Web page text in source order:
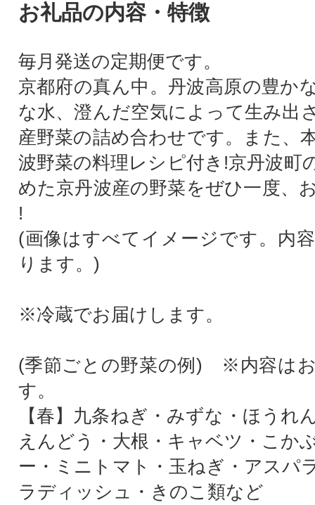
お礼品の内容・特徴
毎月発送の定期便です。
京都府の真ん中。丹波高原の豊か
な水、澄んだ空気によって生み出
産野菜の詰め合わせです。また、
波野菜の料理レシピ付き!京丹波町
めた京丹波産の野菜をぜひ一度、
!
(画像はすべてイメージです。内
ります。)
※冷蔵でお届けします。
(季節ごとの野菜の例) ※内容は
す。
【春】九条ねぎ・みずな・ほうれ
えんどう・大根・キャベツ・こか
ー・ミニトマト・玉ねぎ・アスパ
ラディッシュ・きのこ類など